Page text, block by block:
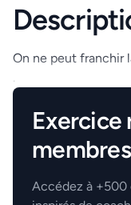
On ne peut franchir
.
Exercice
Accédez à +500